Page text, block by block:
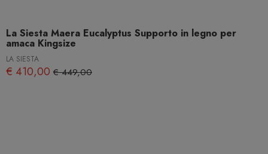
La Siesta Maera Eucalyptus Supporto in legno per
amaca Kingsize
LA SIESTA
€ 410,00 € 449,00